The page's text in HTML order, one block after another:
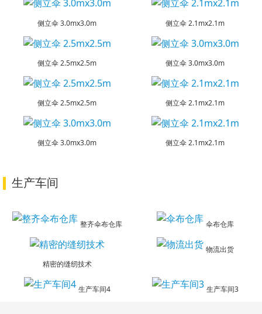
侧立伞 3.0mx3.0m 侧立伞 2.1mx2.1m
侧立伞 2.5mx2.5m 侧立伞 3.0mx3.0m
侧立伞 2.5mx2.5m 侧立伞 2.1mx2.1m
侧立伞 3.0mx3.0m 侧立伞 2.1mx2.1m
生产车间
整齐伞布仓库 伞布仓库
精密的缝纫技术
物流出货
生产车间4 生产车间3